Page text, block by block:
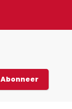
Abonneer